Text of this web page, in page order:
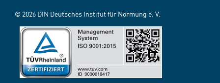
© 2026 DIN Deutsches Institut für Normung e. V.